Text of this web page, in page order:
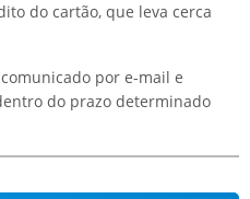
do cartão, que leva cerca
por e-mail e
do prazo determinado